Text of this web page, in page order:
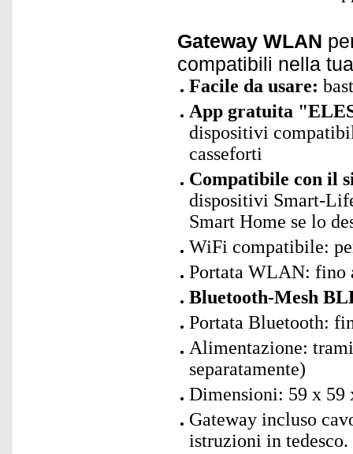
Gateway WLAN
compatibili nella
Facile da usare:
App gratuita
dispositivi
casseforti
Compatibile con il
dispositivi Smart-
Smart Home se lo
WiFi compatibile:
Portata WLAN: fino
Bluetooth-Mesh
Portata Bluetooth:
Alimentazione:
separatamente)
Dimensioni: 59 x 59
Gateway incluso
istruzioni in tedesco.